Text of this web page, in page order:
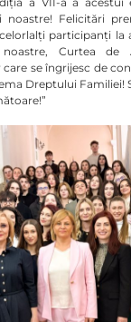
noastre! Felicitări
participanți la
Curtea de
se îngrijesc de
Dreptului Familiei!